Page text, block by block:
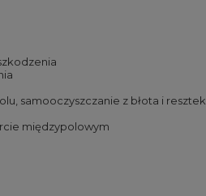
samooczyszczanie z błota i resztek
międzypolowym